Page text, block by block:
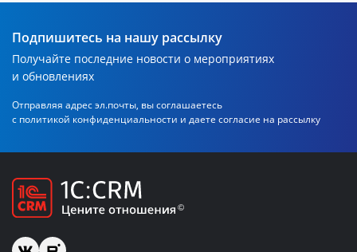
Подпишитесь на нашу рассылку
Получайте последние новости о мероприятиях
и обновлениях
Отправляя адрес эл.почты, вы соглашаетесь
с политикой конфиденциальности и даете согласие на рассылку